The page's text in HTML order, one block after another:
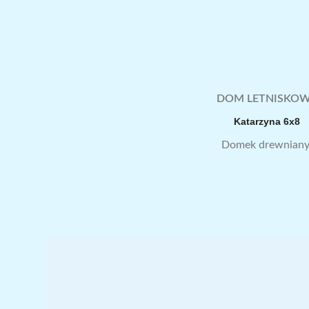
DOM
Katarzyna 6x8
Domek drewniany